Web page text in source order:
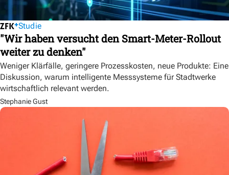
Studie
"Wir haben versucht den Smart-Meter-Rollout
weiter zu denken"
Weniger Klärfälle, geringere Prozesskosten, neue Produkte: Eine
Diskussion, warum intelligente Messsysteme für Stadtwerke
wirtschaftlich relevant werden.
Stephanie Gust